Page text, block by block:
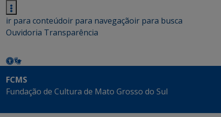
ir para conteúdoir para navegaçãoir para busca
Ouvidoria Transparência
FCMS
Fundação de Cultura de Mato Grosso do Sul